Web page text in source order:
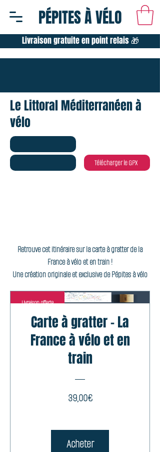
PÉPITES À VÉLO
Livraison gratuite en point relais 🎁
Le Littoral Méditerranéen à
vélo
Télécharger le GPX
Retrouve cet itinéraire sur la carte à gratter de la
France à vélo et en train !
Une création originale et exclusive de Pépites à vélo
Livraison offerte
Carte à gratter - La
France à vélo et en
train
39,00€Prix
Acheter